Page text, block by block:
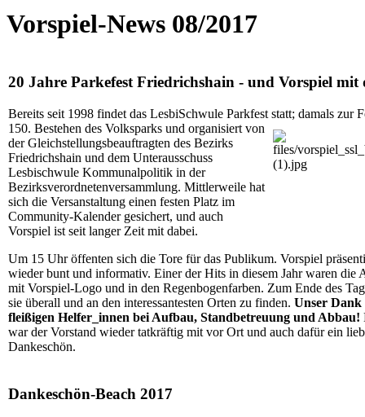
Vorspiel-News 08/2017
20 Jahre Parkefest Friedrichshain - und Vorspiel mit
Bereits seit 1998 findet das LesbiSchwule Parkfest statt; damals zur
150. Bestehen des Volksparks und organisiert von
der Gleichstellungsbeauftragten des Bezirks
Friedrichshain und dem Unterausschuss
Lesbischwule Kommunalpolitik in der
Bezirksverordnetenversammlung. Mittlerweile hat
sich die Versanstaltung einen festen Platz im
Community-Kalender gesichert, und auch
Vorspiel ist seit langer Zeit mit dabei.
Um 15 Uhr öffenten sich die Tore für das Publikum. Vorspiel
wieder bunt und informativ. Einer der Hits in diesem Jahr waren die
mit Vorspiel-Logo und in den Regenbogenfarben. Zum Ende des
sie überall und an den interessantesten Orten zu finden. Unser Dank
fleißigen Helfer_innen bei Aufbau, Standbetreuung und Abbau!
war der Vorstand wieder tatkräftig mit vor Ort und auch dafür ein
Dankeschön.
Dankeschön-Beach 2017